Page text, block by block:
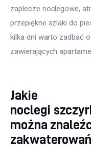
zaplecze noclegowe,
przepiękne szlaki do
kilka dni warto zadbać
zawierających
Jakie
noclegi
można